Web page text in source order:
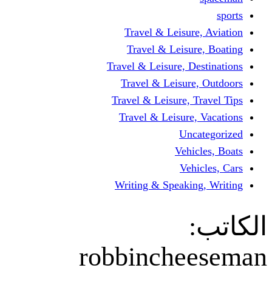
Travel &
Travel &
Travel & Leisure,
Travel &
Travel & Leisure,
Travel &
Writing &